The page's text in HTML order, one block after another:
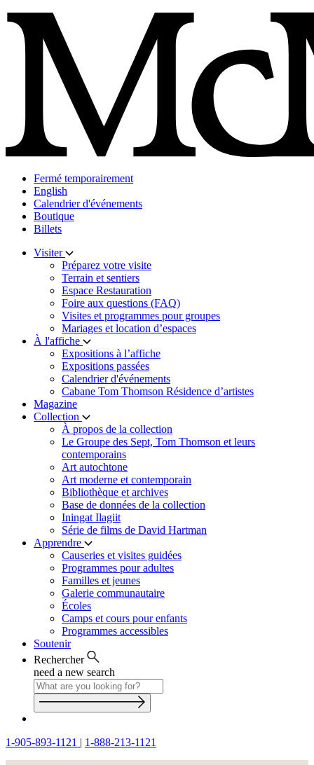
Skip
to
content
Fermé temporairement
English
Calendrier d'événements
Boutique
Billets
Visiter
Préparez votre visite
Terrain et sentiers
Espace Restauration
Foire aux questions (FAQ)
Visites et programmes pour groupes
Mariages et location d’espaces
À l'affiche
Expositions à l’affiche
Expositions passées
Calendrier d'événements
Cabane Tom Thomson Résidence d’artistes
Magazine
Collection
À propos de la collection
Le Groupe des Sept, Tom Thomson et leurs
contemporains
Art autochtone
Art moderne et contemporain
Bibliothèque et archives
Base de données de la collection
Iningat Ilagiit
Série de films de David Hartman
Apprendre
Causeries et visites guidées
Programmes pour adultes
Familles et jeunes
Galerie communautaire
Écoles
Camps et cours pour enfants
Programmes accessibles
Soutenir
Rechercher
need a new search
1-905-893-1121 | 1-888-213-1121